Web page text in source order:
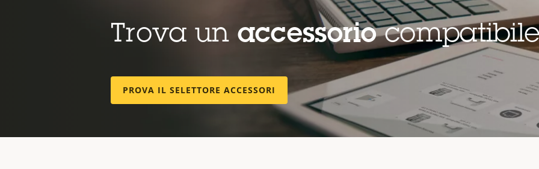
Trova un accessorio
PROVA IL SELETTORE ACCESSORI